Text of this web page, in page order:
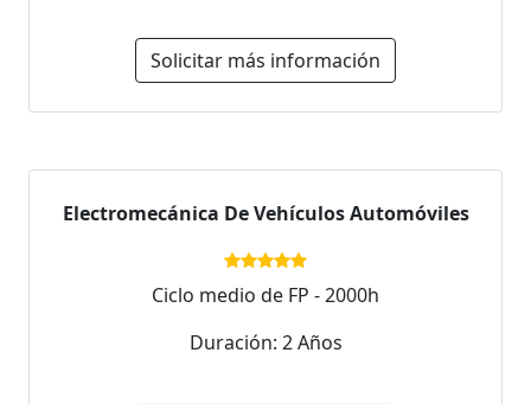
Solicitar más información
Electromecánica De Vehículos Automóviles
Ciclo medio de FP - 2000h
Duración: 2 Años